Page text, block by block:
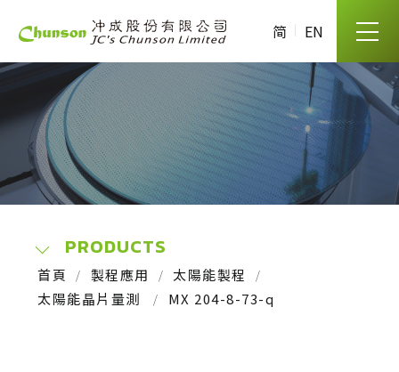
简 EN
PRODUCTS
首頁 製程應用
太陽能製程
太陽能晶片量測
MX 204-8-73-q